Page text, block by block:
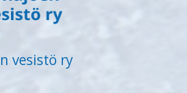
vesistö ry